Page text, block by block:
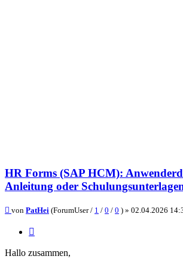
HR Forms (SAP HCM):
Anleitung oder
Beitrag
von PatHei (ForumUser / 1 / 0 / 0 ) » 02.04.2026
Hallo zusammen,